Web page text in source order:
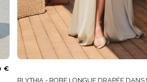
BRETELLES
BRETELLES
€
BLYTHIA - ROBE LONGUE DRAPÉE DANS